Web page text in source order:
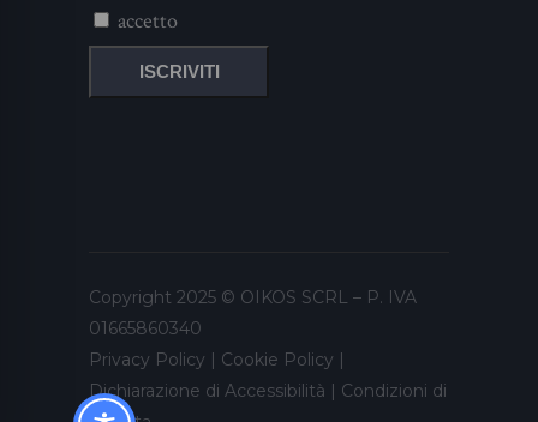
accetto
Copyright 2025 © OIKOS SCRL – P. IVA
01665860340
Privacy Policy | Cookie Policy |
Dichiarazione di Accessibilità | Condizioni di